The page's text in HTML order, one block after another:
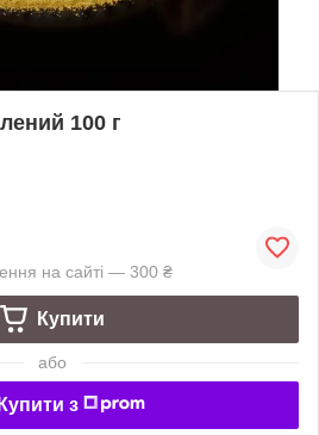
100 г
на сайті — 300 ₴
Купити
або
Купити з